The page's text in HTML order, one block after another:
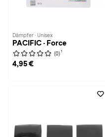
Dämpfer · Unisex
PACIFIC · Force
(0) 1
4,95 €